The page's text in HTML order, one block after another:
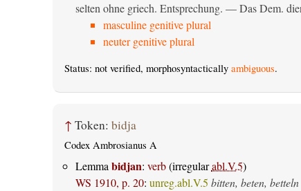
selten ohne griech. Entsprechung. — Das Dem.
masculine genitive plural
neuter genitive plural
Status: not verified, morphosyntactically ambiguous.
↑ Token: bidja
Codex Ambrosianus A
Lemmabidjan: verb(irregularabl.V.5)
WS 1910, p. 20: unreg.abl.V.5 bitten, beten, betteln